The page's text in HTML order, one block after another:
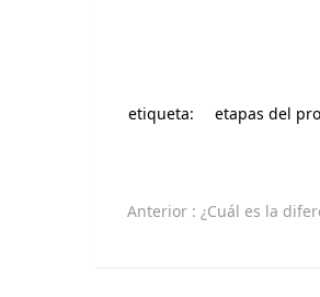
etiqueta: etapas del
Anterior : ¿Cuál es la diferencia entre